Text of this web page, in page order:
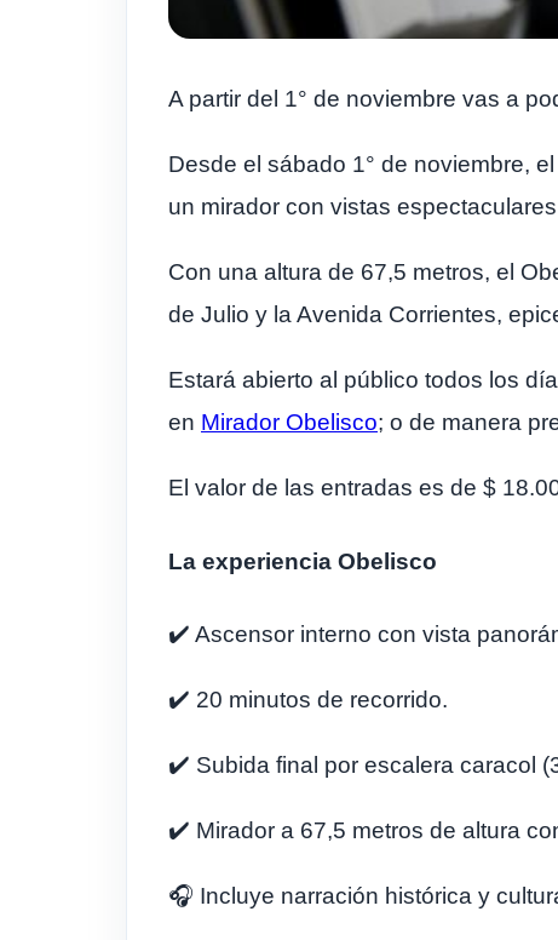
A partir del 1° de noviembre vas a
Desde el sábado 1° de noviembre,
un mirador con vistas
Con una altura de 67,5 metros, el
de Julio y la Avenida Corrientes,
Estará abierto al público todos los
en Mirador Obelisco; o de manera
El valor de las entradas es de $
La experiencia Obelisco
✔️ Ascensor interno con vista
✔️ 20 minutos de recorrido.
✔️ Subida final por escalera caracol
✔️ Mirador a 67,5 metros de altura
🎧 Incluye narración histórica y